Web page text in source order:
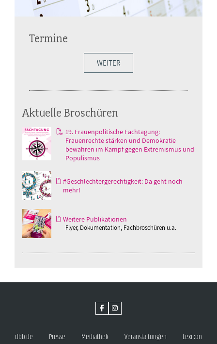
Termine
WEITER
Aktuelle Broschüren
19. Frauenpolitische Fachtagung:
Frauenrechte stärken und Demokratie
bewahren im Kampf gegen Extremismus und
Populismus
#Geschlechtergerechtigkeit: Da geht noch
mehr!
Weitere Publikationen
Flyer, Dokumentation, Fachbroschüren u.a.
dbb.de Presse Mediathek Veranstaltungen Lexikon